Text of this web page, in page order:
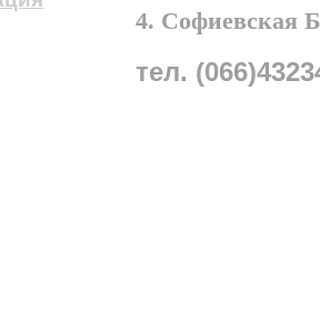
4. Софиевская
тел.